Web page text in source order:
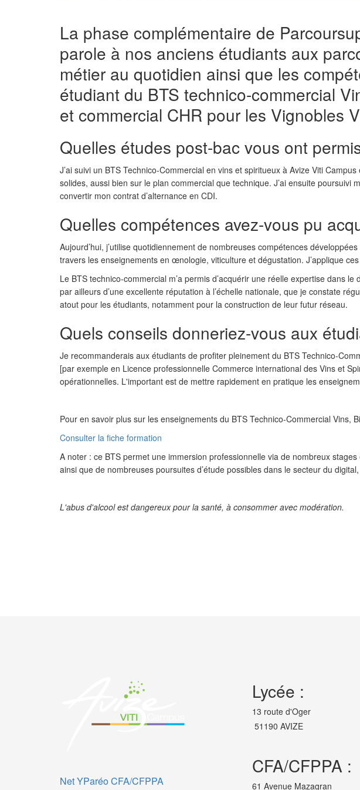
La phase complémentaire de
parole à nos anciens étudiants aux
métier au quotidien ainsi que les
étudiant du BTS technico-commercial
et commercial CHR pour les Vignobles
Quelles études post-bac vous ont
J’ai suivi un BTS Technico-Commercial en vins et spiritueux à Avize Viti
solides, aussi bien sur le plan commercial que technique. J’ai ensuite
convertir mon contrat d’alternance en CDI.
Quelles compétences avez-vous pu
Aujourd’hui, j’utilise quotidiennement de nombreuses compétences
travers les enseignements en œnologie, viticulture et dégustation. J’applique
Le BTS technico-commercial m’a permis d’acquérir une réelle expertise dans
par ailleurs d’une excellente réputation à l’échelle nationale, que je constate
atout pour les étudiants, notamment pour la construction de leur futur réseau.
Quels conseils donneriez-vous aux
Je recommanderais aux étudiants de profiter pleinement du BTS Technico-
[par exemple en Licence professionnelle Commerce international des Vins et
opérationnelles. L'important est de mettre rapidement en pratique les
Pour en savoir plus sur les enseignements du BTS Technico-Commercial Vins,
Consulter la fiche formation
A noter : ce BTS permet une immersion professionnelle via de nombreux
ainsi que de nombreuses poursuites d’étude possibles dans le secteur du
L'abus d'alcool est dangereux pour la santé, à consommer avec modération.
Net YParéo CFA/CFPPA
Lycée :
13 route d'Oger
51190 AVIZE
CFA/CFPPA :
61 Avenue Mazagran